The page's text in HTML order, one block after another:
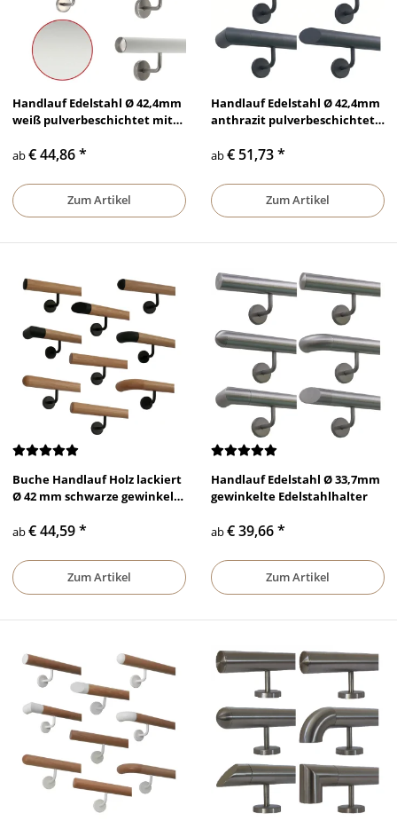
Handlauf Edelstahl Ø 42,4mm
weiß pulverbeschichtet mit
ab€ 44,86*
Zum Artikel
Handlauf Edelstahl Ø 42,4mm
anthrazit pulverbeschichtet
Edelstahlhalter
ab€ 51,73*
Zum Artikel
Buche Handlauf Holz lackiert
Ø 42 mm schwarze gewinkelte
ab€ 44,59*
Zum Artikel
Handlauf Edelstahl Ø 33,7mm
gewinkelte Edelstahlhalter
ab€ 39,66*
Zum Artikel